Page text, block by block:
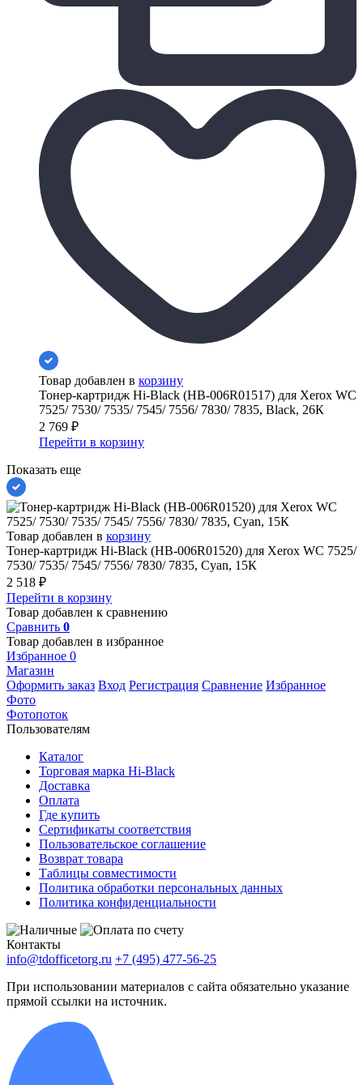
Товар добавлен в корзину
Тонер-картридж Hi-Black (HB-006R01517) для Xerox WC
7525/ 7530/ 7535/ 7545/ 7556/ 7830/ 7835, Black, 26К
2 769 ₽
Перейти в корзину
Показать еще
Товар добавлен в корзину
Тонер-картридж Hi-Black (HB-006R01520) для Xerox WC 7525/
7530/ 7535/ 7545/ 7556/ 7830/ 7835, Cyan, 15К
2 518 ₽
Перейти в корзину
Товар добавлен к сравнению
Сравнить 0
Товар добавлен в избранное
Избранное 0
Магазин
Оформить заказ Вход Регистрация Сравнение Избранное
Фото
Фотопоток
Пользователям
Каталог
Торговая марка Hi-Black
Доставка
Оплата
Где купить
Сертификаты соответствия
Пользовательское соглашение
Возврат товара
Таблицы совместимости
Политика обработки персональных данных
Политика конфиденциальности
Контакты
info@tdofficetorg.ru +7 (495) 477-56-25
При использовании материалов с сайта обязательно указание
прямой ссылки на источник.